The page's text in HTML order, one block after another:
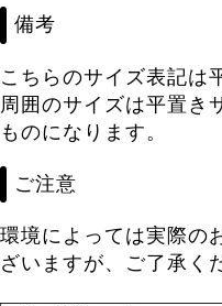
備考
こちらのサイズ表記は
周囲のサイズは平置き
ものになります。
ご注意
環境によっては実際の
ざいますが、ご了承く